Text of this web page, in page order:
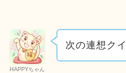
HAPPYちゃん
次の連想ク